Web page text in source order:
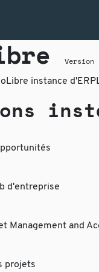
Version
instance
d'entreprise
Management and
projets